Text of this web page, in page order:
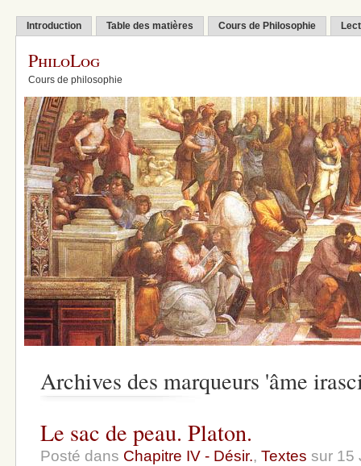
Introduction Table des matières Cours de Philosophie
PhiloLog
Cours de philosophie
Archives des marqueurs 'âme
Le sac de peau. Platon.
Posté dans Chapitre IV - Désir., Textes sur 15